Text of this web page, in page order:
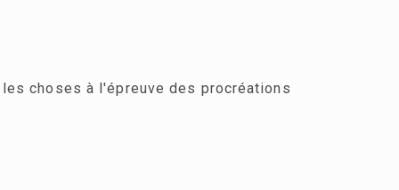
choses à l'épreuve des procréations